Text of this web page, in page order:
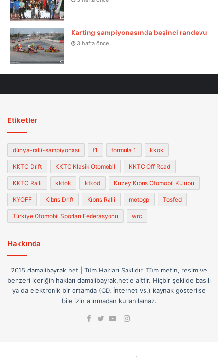
Karting şampiyonasında beşinci randevu
3 hafta önce
Etiketler
dünya-ralli-sampiyonası f1 formula 1 kkok
KKTC Drift KKTC Klasik Otomobil KKTC Off Road
KKTC Ralli kktok ktkod Kuzey Kıbrıs Otomobil Kulübü
KYOFF Kıbrıs Drift Kıbrıs Ralli motogp Tosfed
Türkiye Otomobil Sporları Federasyonu wrc
Hakkında
2015 damalibayrak.net | Tüm Hakları Saklıdır. Tüm metin, resim ve
benzeri içeriğin hakları damalibayrak.net'e aittir. Hiçbir şekilde basılı
ya da elektronik bir ortamda (CD, İnternet vs.) kaynak gösterilse
bile izin alınmadan kullanılamaz.
FacebookInstagram